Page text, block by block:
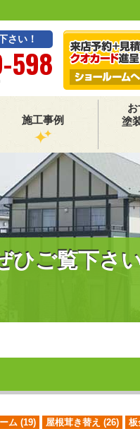
さい！
598
施工事例
塗
ご覧下さい
ム (19) 屋根茸き替え (26) 板